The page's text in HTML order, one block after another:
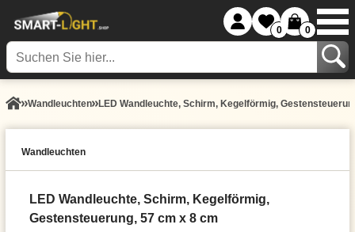
0 0
Wand­leuchten LED Wandleuchte, Schirm, Kegelförmig,
Wand­leuchten
LED Wandleuchte, Schirm, Kegelförmig,
Gestensteuerung, 57 cm x 8 cm